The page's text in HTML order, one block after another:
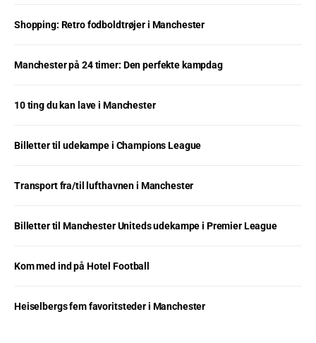
Shopping: Retro fodboldtrøjer i Manchester
Manchester på 24 timer: Den perfekte kampdag
10 ting du kan lave i Manchester
Billetter til udekampe i Champions League
Transport fra/til lufthavnen i Manchester
Billetter til Manchester Uniteds udekampe i Premier League
Kom med ind på Hotel Football
Heiselbergs fem favoritsteder i Manchester